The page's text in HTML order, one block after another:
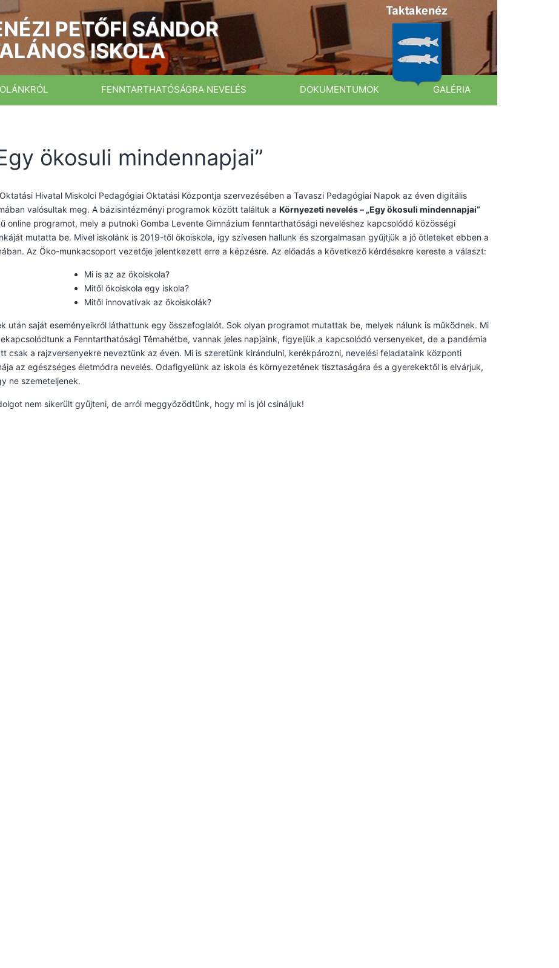
PETŐFI SÁNDOR
ISKOLA
FENNTARTHATÓSÁGRA NEVELÉS DOKUMENTUMOK GALÉRIA
ökosuli mindennapjai”
Hivatal Miskolci Pedagógiai Oktatási Központja szervezésében a Tavaszi Pedagógiai Napok az éven digitális
valósultak meg. A bázisintézményi programok között találtuk a Környezeti nevelés – „Egy ökosuli mindennapjai”
online programot, mely a putnoki Gomba Levente Gimnázium fenntarthatósági neveléshez kapcsolódó közösségi
mutatta be. Mivel iskolánk is 2019-től ökoiskola, így szívesen hallunk és szorgalmasan gyűjtjük a jó ötleteket ebben a
Az Öko-munkacsoport vezetője jelentkezett erre a képzésre. Az előadás a következő kérdésekre kereste a választ:
Mi is az az ökoiskola?
Mitől ökoiskola egy iskola?
Mitől innovatívak az ökoiskolák?
után saját eseményeikről láthattunk egy összefoglalót. Sok olyan programot mutattak be, melyek nálunk is működnek. Mi
a Fenntarthatósági Témahétbe, vannak jeles napjaink, figyeljük a kapcsolódó versenyeket, de a pandémia
csak a rajzversenyekre neveztünk az éven. Mi is szeretünk kirándulni, kerékpározni, nevelési feladataink központi
az egészséges életmódra nevelés. Odafigyelünk az iskola és környezetének tisztaságára és a gyerekektől is elvárjuk,
ne szemeteljenek.
nem sikerült gyűjteni, de arról meggyőződtünk, hogy mi is jól csináljuk!